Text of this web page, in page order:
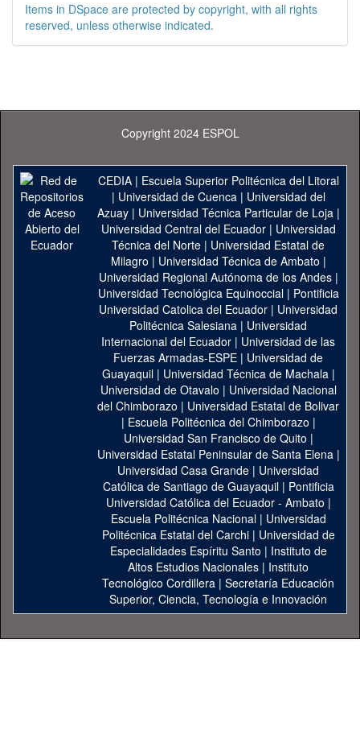
Items in DSpace are protected by copyright, with all rights
reserved, unless otherwise indicated.
Copyright 2024 ESPOL
CEDIA| Escuela Superior Politécnica del Litoral
| Universidad de Cuenca| Universidad del
Azuay| Universidad Técnica Particular de Loja|
Universidad Central del Ecuador| Universidad
Técnica del Norte | Universidad Estatal de
Milagro | Universidad Técnica de Ambato |
Universidad Regional Autónoma de los Andes|
Universidad Tecnológica Equinoccial| Pontificia
Universidad Catolica del Ecuador | Universidad
Politécnica Salesiana | Universidad
Internacional del Ecuador | Universidad de las
Fuerzas Armadas-ESPE | Universidad de
Guayaquil| Universidad Técnica de Machala|
Universidad de Otavalo | Universidad Nacional
del Chimborazo | Universidad Estatal de Bolivar
| Escuela Politécnica del Chimborazo |
Universidad San Francisco de Quito |
Universidad Estatal Peninsular de Santa Elena|
Universidad Casa Grande | Universidad
Católica de Santiago de Guayaquil| Pontificia
Universidad Católica del Ecuador - Ambato |
Escuela Politécnica Nacional| Universidad
Politécnica Estatal del Carchi| Universidad de
Especialidades Espíritu Santo | Instituto de
Altos Estudios Nacionales | Instituto
Tecnológico Cordillera | Secretaría Educación
Superior, Ciencia, Tecnología e Innovación